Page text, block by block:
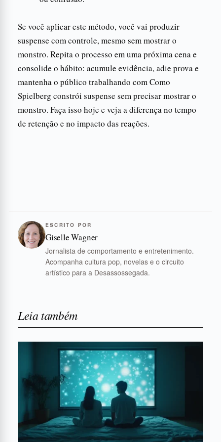
Se você aplicar este método, você vai produzir
suspense com controle, mesmo sem mostrar o
monstro. Repita o processo em uma próxima cena e
consolide o hábito: acumule evidência, adie prova e
mantenha o público trabalhando com Como
Spielberg constrói suspense sem precisar mostrar o
monstro. Faça isso hoje e veja a diferença no tempo
de retenção e no impacto das reações.
ESCRITO POR
Giselle Wagner
Jornalista de comportamento e entretenimento.
Acompanha cultura pop, novelas e o circuito
artístico para a Desassossegada.
Leia também